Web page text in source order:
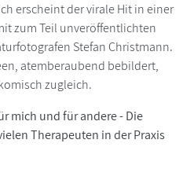
erscheint der virale Hit in einer
zum Teil unveröffentlichten
Stefan Christmann.
atemberaubend bebildert,
zugleich.
mich und für andere - Die
Therapeuten in der Praxis